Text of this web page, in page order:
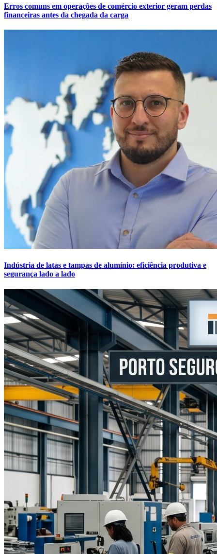
Erros comuns em operações de comércio exterior geram perdas
financeiras antes da chegada da carga
Indústria de latas e tampas de alumínio: eficiência produtiva e
segurança lado a lado